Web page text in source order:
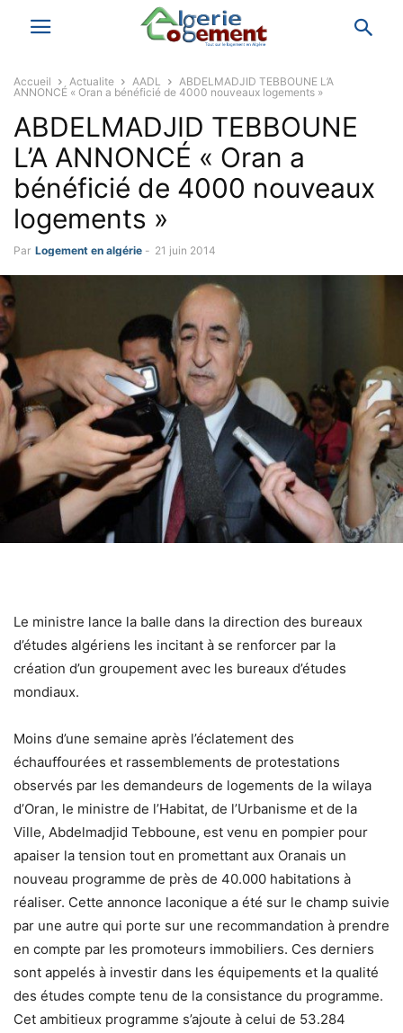
Accueil Actualite AADL
ABDELMADJID TEBBOUNE L’A
ANNONCÉ « Oran a bénéficié de 4000 nouveaux logements »
ABDELMADJID TEBBOUNE
L’A ANNONCÉ « Oran a
bénéficié de 4000 nouveaux
logements »
Par Logement en algérie - 21 juin 2014
Le ministre lance la balle dans la direction des bureaux
d’études algériens les incitant à se renforcer par la
création d’un groupement avec les bureaux d’études
mondiaux.
Moins d’une semaine après l’éclatement des
échauffourées et rassemblements de protestations
observés par les demandeurs de logements de la wilaya
d’Oran, le ministre de l’Habitat, de l’Urbanisme et de la
Ville, Abdelmadjid Tebboune, est venu en pompier pour
apaiser la tension tout en promettant aux Oranais un
nouveau programme de près de 40.000 habitations à
réaliser. Cette annonce laconique a été sur le champ suivie
par une autre qui porte sur une recommandation à prendre
en compte par les promoteurs immobiliers. Ces derniers
sont appelés à investir dans les équipements et la qualité
des études compte tenu de la consistance du programme.
Cet ambitieux programme s’ajoute à celui de 53.284